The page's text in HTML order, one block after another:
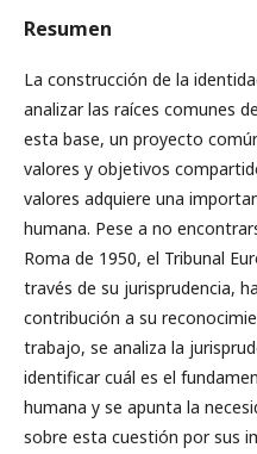
Resumen
La construcción de la
analizar las raíces comunes
esta base, un proyecto
valores y objetivos
valores adquiere una
humana. Pese a no
Roma de 1950, el Tribunal
través de su jurisprudencia,
contribución a su
trabajo, se analiza la
identificar cuál es el
humana y se apunta la
sobre esta cuestión por sus